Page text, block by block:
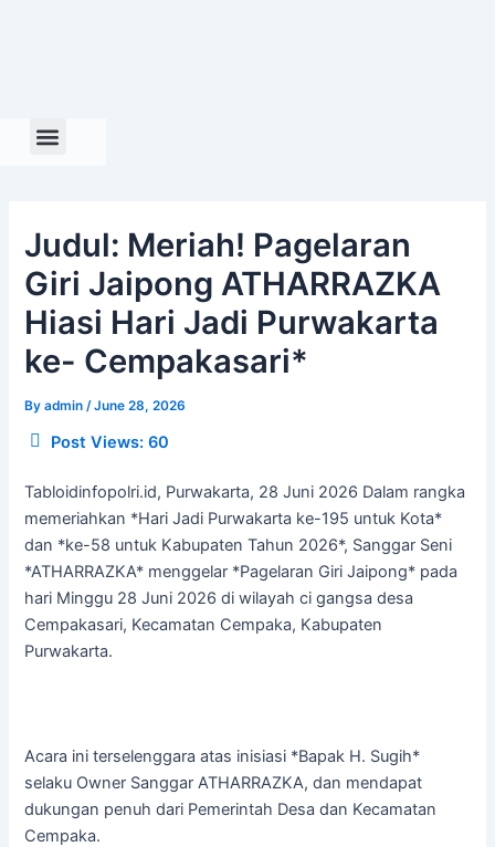
Judul: Meriah! Pagelaran
Giri Jaipong ATHARRAZKA
Hiasi Hari Jadi Purwakarta
ke- Cempakasari*
Byadmin /June 28, 2026
Post Views: 60
Tabloidinfopolri.id, Purwakarta, 28 Juni 2026 Dalam rangka
memeriahkan *Hari Jadi Purwakarta ke-195 untuk Kota*
dan *ke-58 untuk Kabupaten Tahun 2026*, Sanggar Seni
*ATHARRAZKA* menggelar *Pagelaran Giri Jaipong* pada
hari Minggu 28 Juni 2026 di wilayah ci gangsa desa
Cempakasari, Kecamatan Cempaka, Kabupaten
Purwakarta.
Acara ini terselenggara atas inisiasi *Bapak H. Sugih*
selaku Owner Sanggar ATHARRAZKA, dan mendapat
dukungan penuh dari Pemerintah Desa dan Kecamatan
Cempaka.